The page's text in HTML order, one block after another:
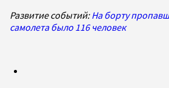
Развитие событий:На борту
самолета было 116 человек